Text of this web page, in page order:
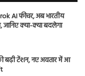
AI फीचर, अब भारतीय
क्या-क्या बदलेगा
बढ़ी टेंशन, नए अवतार में आ